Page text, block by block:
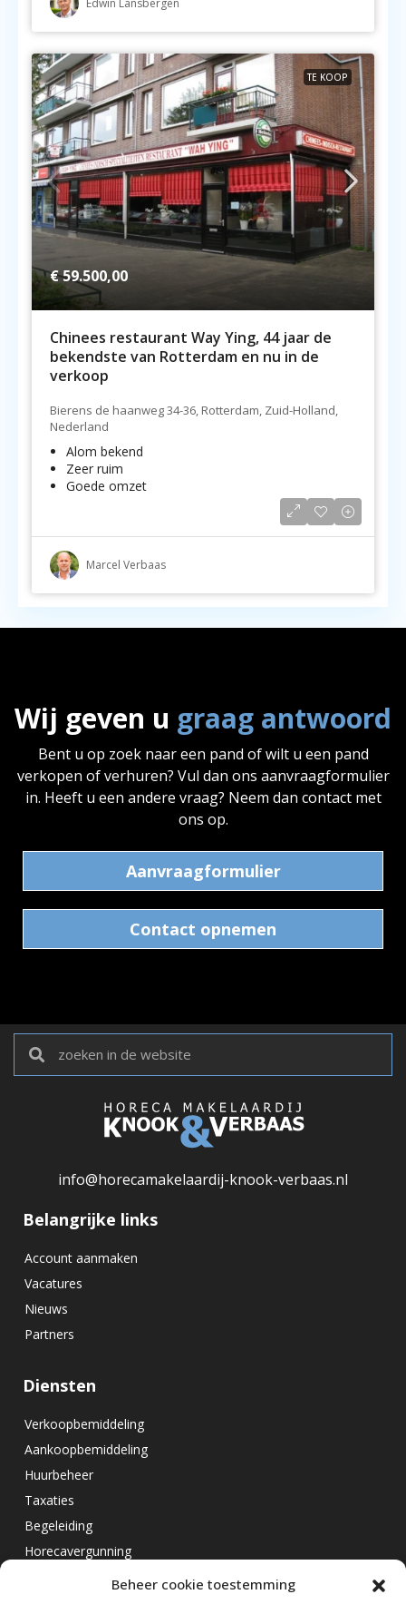
Beheer cookie toestemming
TE KOOP
€ 59.500,00
Chinees restaurant Way Ying, 44 jaar de
bekendste van Rotterdam en nu in de
verkoop
Bierens de haanweg 34-36, Rotterdam, Zuid-Holland,
Nederland
Alom bekend
Zeer ruim
Goede omzet
Marcel Verbaas
Wij geven u graag antwoord
Bent u op zoek naar een pand of wilt u een pand
verkopen of verhuren? Vul dan ons aanvraagformulier
in. Heeft u een andere vraag? Neem dan contact met
ons op.
Aanvraagformulier
Contact opnemen
info@horecamakelaardij-knook-verbaas.nl
Belangrijke links
Account aanmaken
Vacatures
Nieuws
Partners
Diensten
Verkoopbemiddeling
Aankoopbemiddeling
Huurbeheer
Taxaties
Begeleiding
Horecavergunning